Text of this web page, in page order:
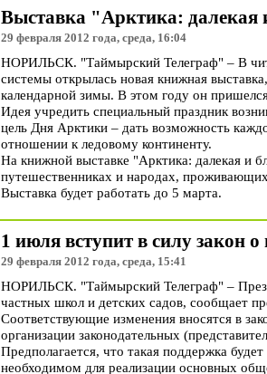
Выставка "Арктика: далекая
29 февраля 2012 года, среда, 16:04
НОРИЛЬСК. "Таймырский Телеграф" – В
системы открылась новая книжная
календарной зимы. В этом году он
Идея учредить специальный праздник
цель Дня Арктики – дать возможность
отношении к ледовому континенту.
На книжной выставке "Арктика: далекая и
путешественниках и народах,
Выставка будет работать до 5 марта.
1 июля вступит в силу закон
29 февраля 2012 года, среда, 15:41
НОРИЛЬСК. "Таймырский Телеграф" –
частных школ и детских садов, сообщает
Соответствующие изменения вносятся в
организации законодательных
Предполагается, что такая поддержка
необходимом для реализации основных